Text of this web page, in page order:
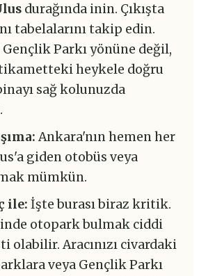
durağında inin. Çıkışta
tabelalarını takip edin.
Parkı yönüne değil,
heykele doğru
sağ kolunuzda
Ankara'nın hemen her
giden otobüs veya
mümkün.
ile: İşte burası biraz kritik.
otopark bulmak ciddi
olabilir. Aracınızı civardaki
veya Gençlik Parkı